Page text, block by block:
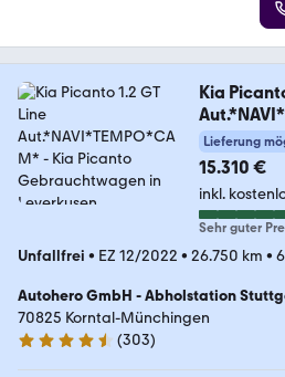
Kia
Lieferung
15.310 €
inkl.
Sehr guter
Unfallfrei • EZ 12/2022 • 26.750 km •
Autohero GmbH - Abholstation
70825 Korntal-Münchingen
4.4 Sterne
(303)